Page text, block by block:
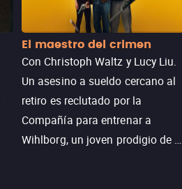
El maestro del crimen
Con Christoph Waltz y Lucy Liu.
Un asesino a sueldo cercano al
retiro es reclutado por la
Compañía para entrenar a
Wihlborg, un joven prodigio de la